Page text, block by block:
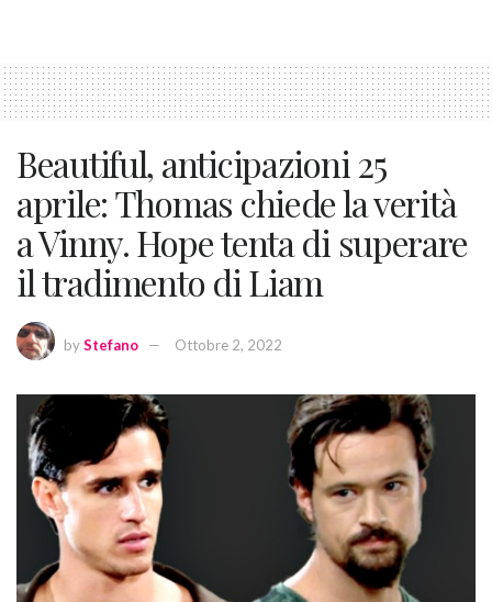
Beautiful, anticipazioni 25
aprile: Thomas chiede la verità
a Vinny. Hope tenta di superare
il tradimento di Liam
byStefano Ottobre 2, 2022